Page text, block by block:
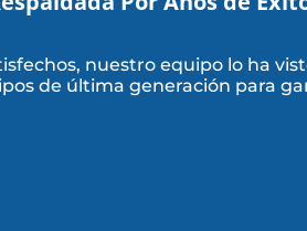
nuestro equipo lo ha
de última generación para